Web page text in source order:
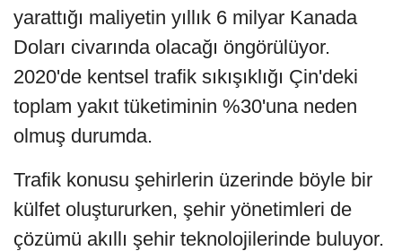
yarattığı maliyetin yıllık 6 milyar Kanada
Doları civarında olacağı öngörülüyor.
2020'de kentsel trafik sıkışıklığı Çin'deki
toplam yakıt tüketiminin %30'una neden
olmuş durumda.
Trafik konusu şehirlerin üzerinde böyle bir
külfet oluştururken, şehir yönetimleri de
çözümü akıllı şehir teknolojilerinde buluyor.